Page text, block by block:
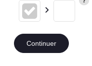
Continuer